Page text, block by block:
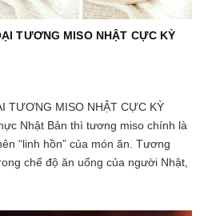
TƯƠNG MISO NHẬT CỰC KỲ
TƯƠNG MISO NHẬT CỰC KỲ
Nhật Bản thì tương miso chính là
“linh hồn” của món ăn. Tương
chế độ ăn uống của người Nhật,